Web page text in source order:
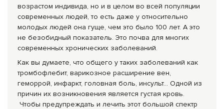
возрастом индивида, но и в целом во всей популяции
современных людей, то есть даже у относительно
молодых людей она гуще, чем это было 100 лет. А это
не безобидный показатель. Это почва для многих
современных хронических заболеваний.
Как вы думаете, что общего у таких заболеваний как
тромбофлебит, варикозное расширение вен,
геморрой, инфаркт, головная боль, инсульт... Одной из
причин их возникновения является густая кровь.
Чтобы предупреждать и лечить этот большой спектр